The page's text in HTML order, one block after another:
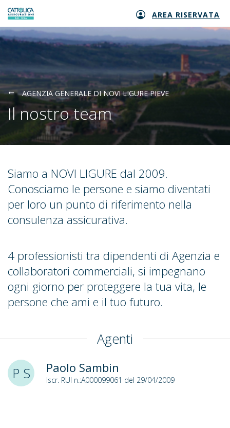
Generali logo AREA RISERVATA
AGENZIA GENERALE DI NOVI LIGURE PIEVE
Il nostro team
Siamo a NOVI LIGURE dal 2009.
Conosciamo le persone e siamo diventati
per loro un punto di riferimento nella
consulenza assicurativa.
4 professionisti tra dipendenti di Agenzia e
collaboratori commerciali, si impegnano
ogni giorno per proteggere la tua vita, le
persone che ami e il tuo futuro.
Agenti
P S
Paolo Sambin
Iscr. RUI n.:A000099061 del 29/04/2009